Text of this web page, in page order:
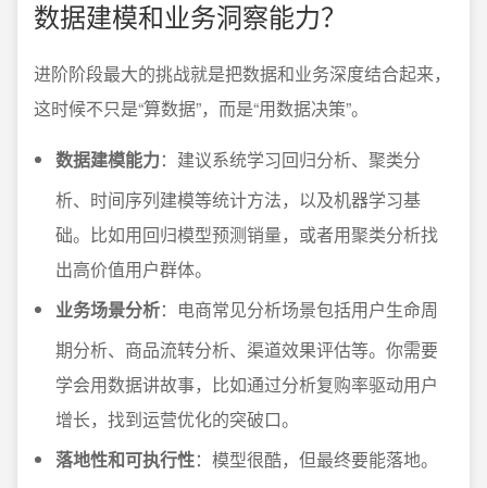
数据建模和业务洞察能力？
进阶阶段最大的挑战就是把数据和业务深度结合起来，
这时候不只是“算数据”，而是“用数据决策”。
数据建模能力：建议系统学习回归分析、聚类分
析、时间序列建模等统计方法，以及机器学习基
础。比如用回归模型预测销量，或者用聚类分析找
出高价值用户群体。
业务场景分析：电商常见分析场景包括用户生命周
期分析、商品流转分析、渠道效果评估等。你需要
学会用数据讲故事，比如通过分析复购率驱动用户
增长，找到运营优化的突破口。
落地性和可执行性：模型很酷，但最终要能落地。